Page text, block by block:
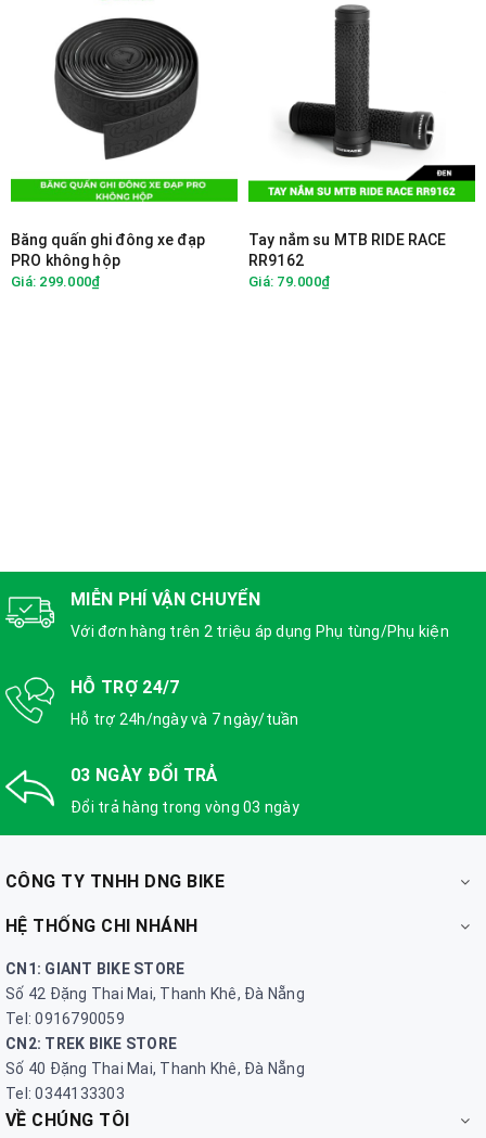
Băng quấn ghi đông xe đạp
PRO không hộp
Giá: 299.000₫
Tay nắm su MTB RIDE RACE
RR9162
Giá: 79.000₫
MIỄN PHÍ VẬN CHUYỂN
Với đơn hàng trên 2 triệu áp dụng Phụ tùng/Phụ kiện
HỖ TRỢ 24/7
Hỗ trợ 24h/ngày và 7 ngày/tuần
03 NGÀY ĐỔI TRẢ
Đổi trả hàng trong vòng 03 ngày
CÔNG TY TNHH DNG BIKE
HỆ THỐNG CHI NHÁNH
CN1: GIANT BIKE STORE
Số 42 Đặng Thai Mai, Thanh Khê, Đà Nẵng
Tel: 0916790059
CN2: TREK BIKE STORE
Số 40 Đặng Thai Mai, Thanh Khê, Đà Nẵng
Tel: 0344133303
VỀ CHÚNG TÔI